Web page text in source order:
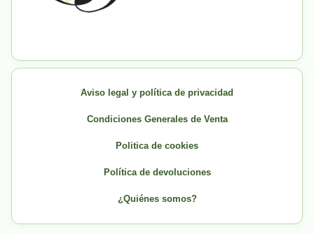
Aviso legal y política de privacidad
Condiciones Generales de Venta
Politica de cookies
Política de devoluciones
¿Quiénes somos?